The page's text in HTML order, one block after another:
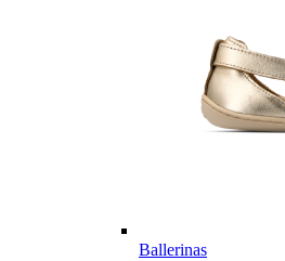
Ballerinas